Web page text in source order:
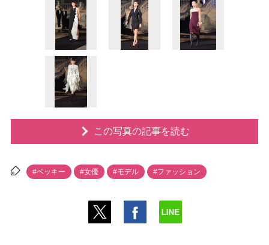
この写真の記事を読む
#ベッキー #女優 #モデル #ファッション